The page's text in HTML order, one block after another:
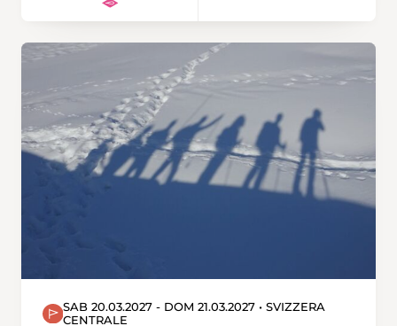
Ziele wie die Tschentenalp, die Tour vom
längere Runden laden zum Entdecken ein.
Den besonders Ambitionierten gelingt
vielleicht sogar der eine oder andere Gipfel mit
klangvollen Namen wie Bunderspitz,
Ammertespitz oder Tschingellochtighore. Wir
wohnen im persönlich geführten und
traditionsreichen Hotel Hari im Schlegeli mit
Halbpension, reichhaltigem Frühstück, 4-
so die Möglichkeit, je nach Bedürfnis
unterschiedlich lange Touren zu unternehmen.
Im Vordergrund steht dabei die Freude – ohne
SAB 20.03.2027 - DOM 21.03.2027 • SVIZZERA
CENTRALE